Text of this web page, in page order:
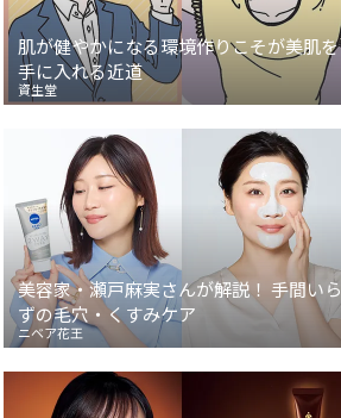
肌が健やかになる環境作りこそが美肌を
手に入れる近道
資生堂
美容家・瀬戸麻実さんが解説！ 手間いら
ずの毛穴・くすみケア
ニベア花王